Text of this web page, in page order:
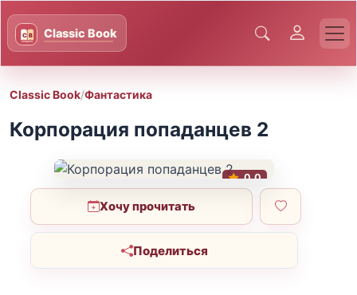
Classic Book/Фантастика
Корпорация попаданцев 2
0.0
Хочу прочитать
Поделиться